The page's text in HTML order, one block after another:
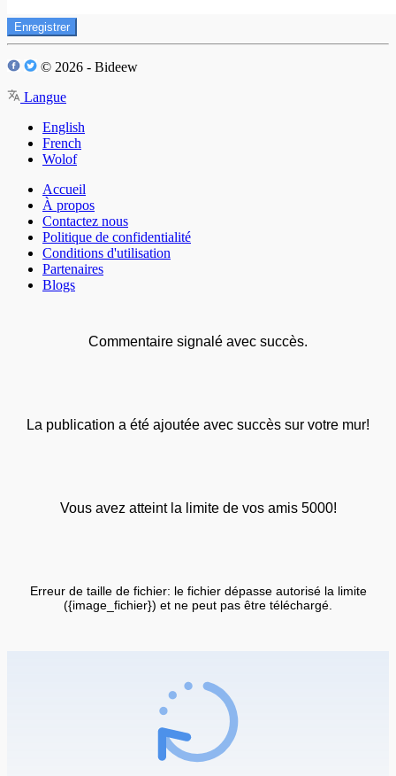
Enregistrer
© 2026 - Bideew
Langue
English
French
Wolof
Accueil
À propos
Contactez nous
Politique de confidentialité
Conditions d'utilisation
Partenaires
Blogs
Commentaire signalé avec succès.
La publication a été ajoutée avec succès sur votre mur!
Vous avez atteint la limite de vos amis 5000!
Erreur de taille de fichier: le fichier dépasse autorisé la limite
({image_fichier}) et ne peut pas être téléchargé.